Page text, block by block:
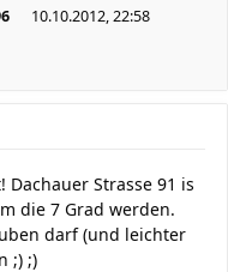
10.10.2012, 22:58
Strasse 91 is
die 7 Grad werden.
darf (und leichter
;) ;)